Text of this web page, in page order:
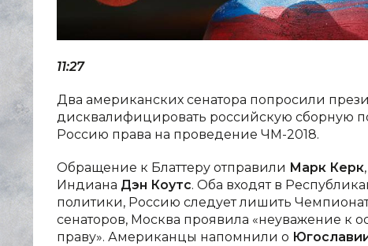
11:27
Два американских сенатора попросили
дисквалифицировать российскую сборную
Россию права на проведение ЧМ-2018.
Обращение к Блаттеру отправили Марк Керк
Индиана Дэн Коутс. Оба входят в
политики, Россию следует лишить
сенаторов, Москва проявила «неуважение
праву». Американцы напомнили о